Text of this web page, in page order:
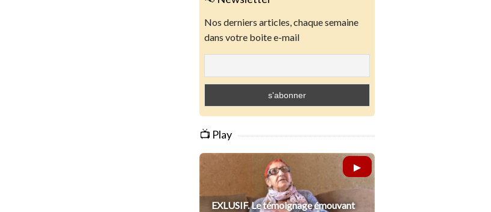
Nos derniers articles, chaque semaine
dans votre boite e-mail
📺 Play
EXLUSIF. Le témoignage émouvant